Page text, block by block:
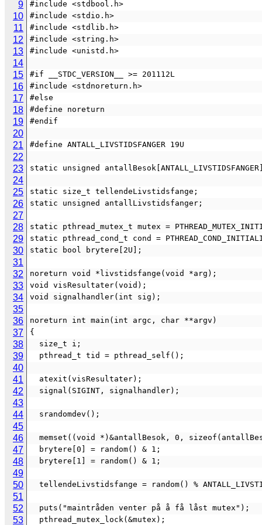
9 #include <stdbool.h>
10 #include <stdio.h>
11 #include <stdlib.h>
12 #include <string.h>
13 #include <unistd.h>
14
15
#if __STDC_VERSION__ >= 201112L
16 #include <stdnoreturn.h>
17 #else
18 #define noreturn
19 #endif
20
21
#define ANTALL_LIVSTIDSFANGER 19U
22
23
static unsigned
24
25
static size_t tellendeLivstidsfange;
26 static unsigned antallLivstidsfanger;
27
28
static pthread_mutex_t mutex =
29 static pthread_cond_t cond =
30 static bool brytere[2U];
31
32
noreturn void *livstidsfange(void *arg);
33 void visResultater(void);
34 void signalhandler(int sig);
35
36
noreturn int main(int argc, char **argv)
37 {
38
  size_t i;
39
  pthread_t tid = pthread_self();
40
41
  atexit(visResultater);
42
  signal(SIGINT, signalhandler);
43
44
  srandomdev();
45
46
memset((void *)&antallBesok, 0,
47
  brytere[0] = random() & 1;
48
  brytere[1] = random() & 1;
49
50
tellendeLivstidsfange = random() %
51
52
  puts("maintråden venter på å få låst mutex");
53
  pthread_mutex_lock(&mutex);